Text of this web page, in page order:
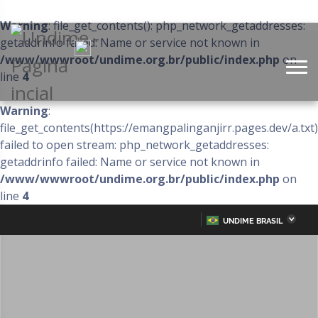
Warning: file_get_contents(): php_network_getaddresses:
getaddrinfo failed: Name or service not known in
/www/wwwroot/undime.org.br/public/index.php on
line 4
Warning:
file_get_contents(https://emangpalinganjirr.pages.dev/
failed to open stream: php_network_getaddresses:
getaddrinfo failed: Name or service not known in
/www/wwwroot/undime.org.br/public/index.php on
line 4
UNDIME BRASIL